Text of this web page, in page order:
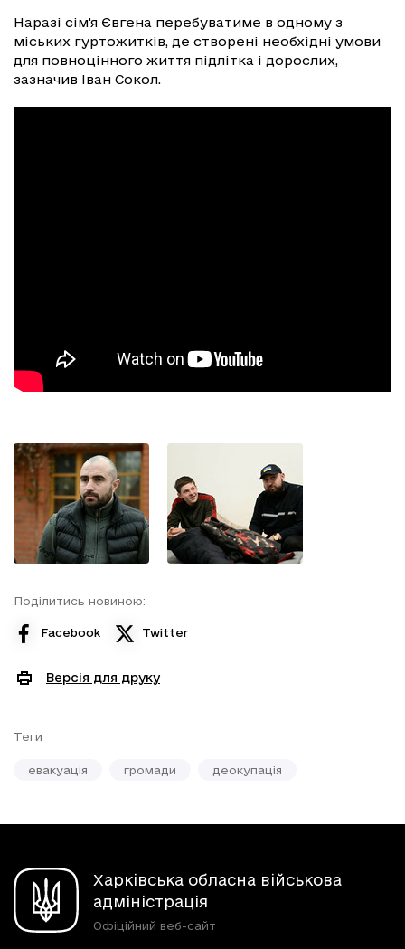
Наразі сім'я Євгена перебуватиме в одному з
міських гуртожитків, де створені необхідні умови
для повноцінного життя підлітка і дорослих,
зазначив Іван Сокол.
Поділитись новиною:
Facebook Twitter
Версія для друку
Теги
евакуація громади деокупація
Харківська обласна військова
адміністрація
Офіційний веб-сайт